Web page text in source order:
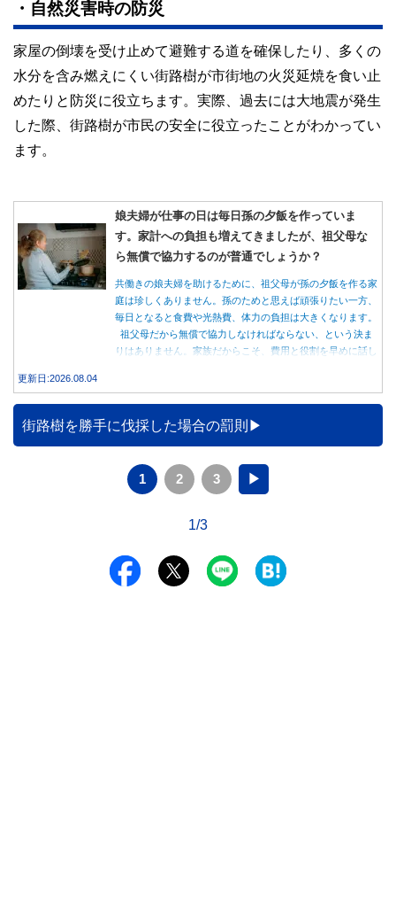
・自然災害時の防災
家屋の倒壊を受け止めて避難する道を確保したり、多くの
水分を含み燃えにくい街路樹が市街地の火災延焼を食い止
めたりと防災に役立ちます。実際、過去には大地震が発生
した際、街路樹が市民の安全に役立ったことがわかってい
ます。
娘夫婦が仕事の日は毎日孫の夕飯を作っていま
す。家計への負担も増えてきましたが、祖父母な
ら無償で協力するのが普通でしょうか？
共働きの娘夫婦を助けるために、祖父母が孫の夕飯を作る家
庭は珍しくありません。孫のためと思えば頑張りたい一方、
毎日となると食費や光熱費、体力の負担は大きくなります。
祖父母だから無償で協力しなければならない、という決ま
りはありません。家族だからこそ、費用と役割を早めに話し
更新日:2026.08.04
街路樹を勝手に伐採した場合の罰則
1 2 3 ▶
1/3